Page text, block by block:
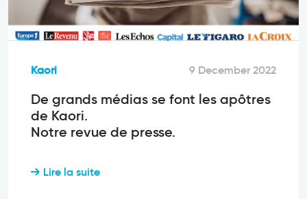
Kaori 9 December 2022
De grands médias se font les apôtres
de Kaori.
Notre revue de presse.
Lire la suite